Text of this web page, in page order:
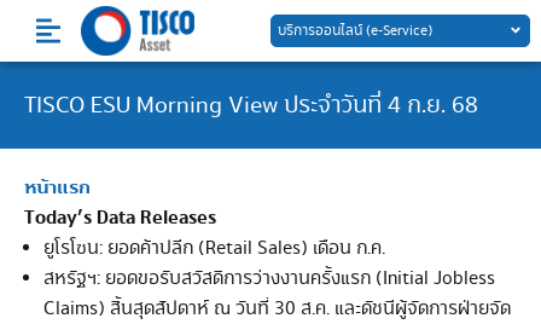
content
บริการออนไลน์ (e-Service)
TISCO ESU Morning View ประจำวันที่ 4 ก.ย. 68
หน้าแรก
Today’s Data Releases
ยูโรโซน: ยอดค้าปลีก (Retail Sales) เดือน ก.ค.
สหรัฐฯ: ยอดขอรับสวัสดิการว่างงานครั้งแรก (Initial Jobless
Claims) สิ้นสุดสัปดาห์ ณ วันที่ 30 ส.ค. และดัชนีผู้จัดการฝ่ายจัด